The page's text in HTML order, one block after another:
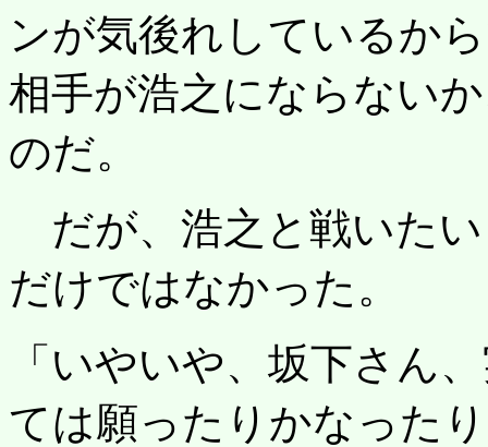
ンが気後れしているか
相手が浩之にならない
のだ。
だが、浩之と戦いた
だけではなかった。
「いやいや、坂下さん
ては願ったりかなった